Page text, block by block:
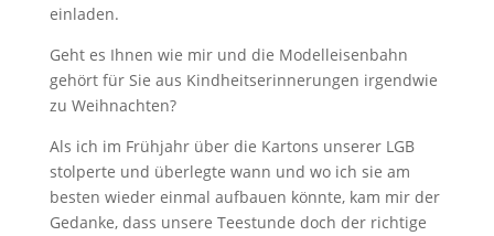
einladen.
Geht es Ihnen wie mir und die Modelleisenbahn
gehört für Sie aus Kindheitserinnerungen irgendwie
zu Weihnachten?
Als ich im Frühjahr über die Kartons unserer LGB
stolperte und überlegte wann und wo ich sie am
besten wieder einmal aufbauen könnte, kam mir der
Gedanke, dass unsere Teestunde doch der richtige